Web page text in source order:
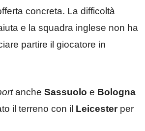
concreta. La difficoltà
e la squadra inglese non ha
partire il giocatore in
anche Sassuolo e Bologna
il terreno con il Leicester per